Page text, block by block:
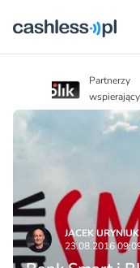
Partnerzy
wspierający
JACEK URYNIUK
23.08.2016